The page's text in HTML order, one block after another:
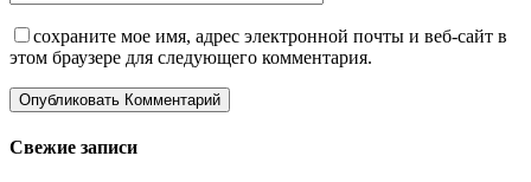
сохраните мое имя, адрес электронной почты и веб-сайт в
этом браузере для следующего комментария.
Свежие записи